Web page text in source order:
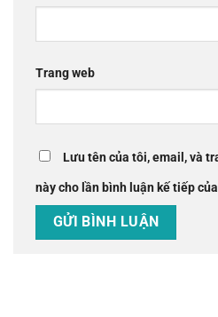
Trang web
Lưu tên của tôi, email, và
này cho lần bình luận kế tiếp